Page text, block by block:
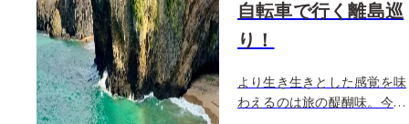
自転車で行く離島巡
り！
より生き生きとした感覚を味
わえるのは旅の醍醐味。今回